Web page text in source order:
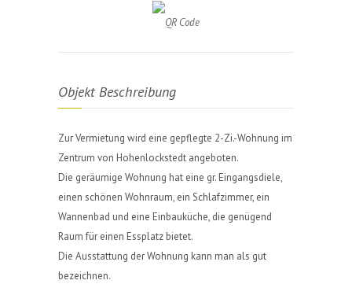
Objekt Beschreibung
Zur Vermietung wird eine gepflegte 2-Zi.-Wohnung im
Zentrum von Hohenlockstedt angeboten.
Die geräumige Wohnung hat eine gr. Eingangsdiele,
einen schönen Wohnraum, ein Schlafzimmer, ein
Wannenbad und eine Einbauküche, die genügend
Raum für einen Essplatz bietet.
Die Ausstattung der Wohnung kann man als gut
bezeichnen.